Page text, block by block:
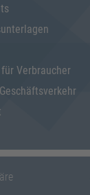
Verbraucher